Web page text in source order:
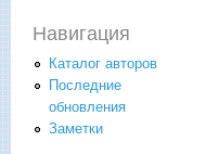
Навигация
Каталог авторов
Последние
обновления
Заметки